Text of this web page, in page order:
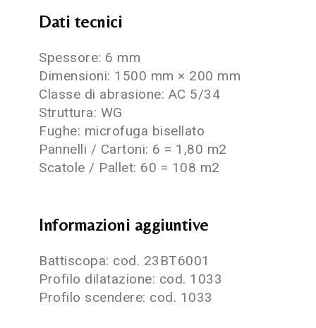
Dati tecnici
Spessore: 6 mm
Dimensioni: 1500 mm × 200 mm
Classe di abrasione: AC 5/34
Struttura: WG
Fughe: microfuga bisellato
Pannelli / Cartoni: 6 = 1,80 m2
Scatole / Pallet: 60 = 108 m2
Informazioni aggiuntive
Battiscopa: cod. 23BT6001
Profilo dilatazione: cod. 1033
Profilo scendere: cod. 1033